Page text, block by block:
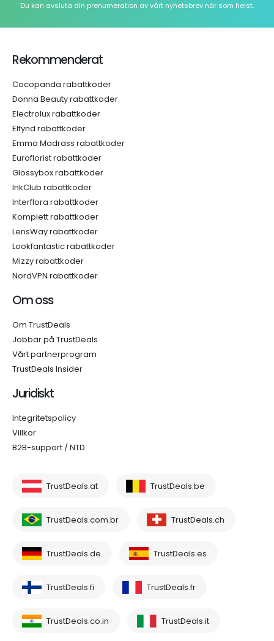
Du kan avsluta din prenumeration av vårt nyhetsbrev när som helst.
Rekommenderat
Cocopanda rabattkoder
Donna Beauty rabattkoder
Electrolux rabattkoder
Elfynd rabattkoder
Emma Madrass rabattkoder
Euroflorist rabattkoder
Glossybox rabattkoder
InkClub rabattkoder
Interflora rabattkoder
Komplett rabattkoder
LensWay rabattkoder
Lookfantastic rabattkoder
Mizzy rabattkoder
NordVPN rabattkoder
Om oss
Om TrustDeals
Jobbar på TrustDeals
Vårt partnerprogram
TrustDeals Insider
Juridiskt
Integritetspolicy
Villkor
B2B-support / NTD
TrustDeals.at TrustDeals.be
TrustDeals.com.br TrustDeals.ch
TrustDeals.de TrustDeals.es
TrustDeals.fi TrustDeals.fr
TrustDeals.co.in TrustDeals.it